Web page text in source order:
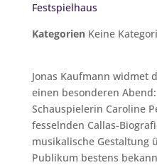
Festspielhaus
KategorienKeine
Jonas Kaufmann widmet
einen besonderen
Schauspielerin Caroline
fesselnden Callas-
musikalische Gestaltung
Publikum bestens